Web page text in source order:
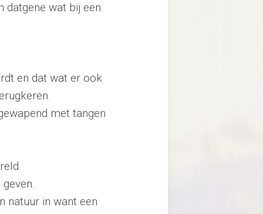
datgene wat bij een
en dat wat er ook
met tangen
natuur in want een